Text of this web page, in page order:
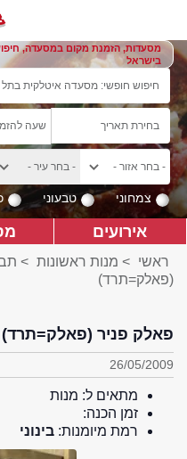
מסעדות, הזמנת מקום במסעדה,
בישראל
צמחוני טבעוני
אירועים
ראשי > מנות ראשונות >
(פאלק=תרד)
פאלק פניר (פאלק=תרד)
26/05/2009
מתאים ל: מנות
זמן הכנה:
רמת מיומנות: בינוני